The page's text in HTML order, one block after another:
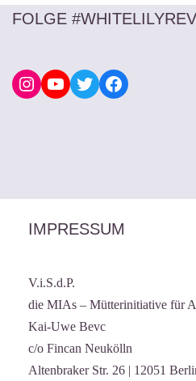
FOLGE
IMPRESSUM
V.i.S.d.P.
die MIAs – Mütterinitiative für
Kai-Uwe Bevc
c/o Fincan Neukölln
Altenbraker Str. 26 | 12051